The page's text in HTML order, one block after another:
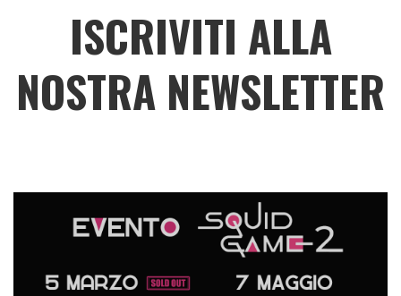
ISCRIVITI ALLA
NOSTRA NEWSLETTER